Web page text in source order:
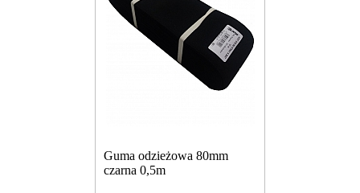
Guma odzieżowa 80mm
czarna 0,5m